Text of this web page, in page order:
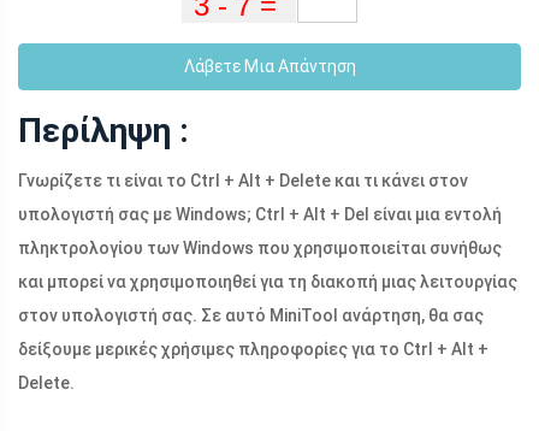
Λάβετε Μια Απάντηση
Περίληψη :
Γνωρίζετε τι είναι το Ctrl + Alt + Delete και τι κάνει στον
υπολογιστή σας με Windows; Ctrl + Alt + Del είναι μια εντολή
πληκτρολογίου των Windows που χρησιμοποιείται συνήθως
και μπορεί να χρησιμοποιηθεί για τη διακοπή μιας λειτουργίας
στον υπολογιστή σας. Σε αυτό MiniTool ανάρτηση, θα σας
δείξουμε μερικές χρήσιμες πληροφορίες για το Ctrl + Alt +
Delete.